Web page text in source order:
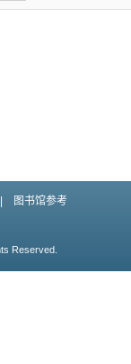
图书馆参考
Reserved.